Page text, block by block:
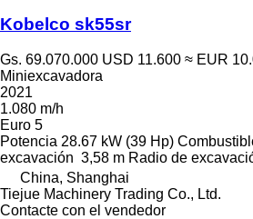
Kobelco sk55sr
Gs. 69.070.000 USD 11.600 ≈ EUR
Miniexcavadora
2021
1.080 m/h
Euro 5
Potencia 28.67 kW (39 Hp)
excavación 3,58 m Radio de
China, Shanghai
Tiejue Machinery Trading Co., Ltd.
Contacte con el vendedor